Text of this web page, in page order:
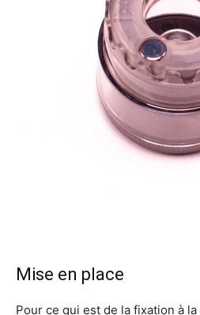
Mise en place
Pour ce qui est de la fixation à